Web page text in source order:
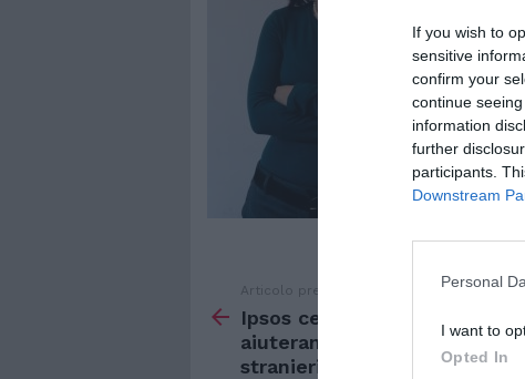
If you wish to
sensitive
confirm your
continue
information
further
participants.
Downstream
Personal
I want to
Opted In
di
Articolo precedente
Ipsos cerca intervistatori, “ci
aiuteranno a conoscere gli
stranieri in Italia”